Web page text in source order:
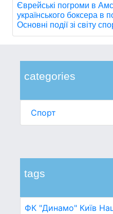
categories
Спорт
tags
ФК "Динамо" Київ
Єврейські погроми в
українського боксера в
Основні події зі світу